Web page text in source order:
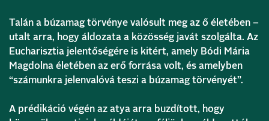
Talán a búzamag törvénye valósult meg az ő életében –
utalt arra, hogy áldozata a közösség javát szolgálta. Az
Eucharisztia jelentőségére is kitért, amely Bódi Mária
Magdolna életében az erő forrása volt, és amelyben
“számunkra jelenvalóvá teszi a búzamag törvényét”.
A prédikáció végén az atya arra buzdított, hogy